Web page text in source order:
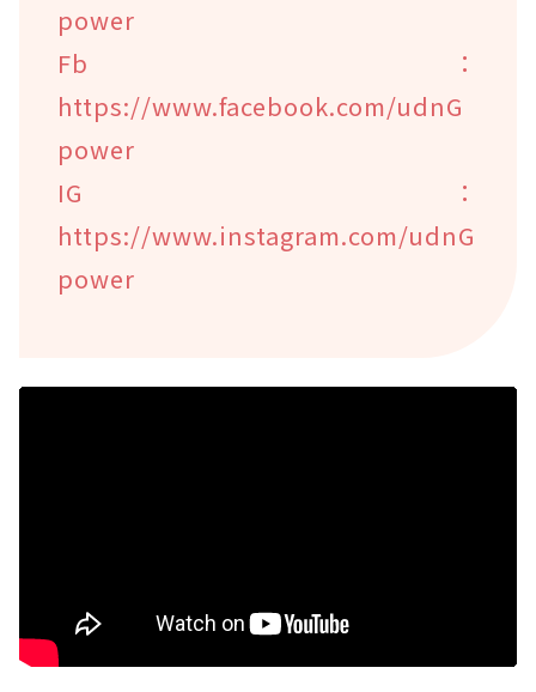
power
Fb：
https://www.facebook.com/udnG
power
IG：
https://www.instagram.com/udnG
power